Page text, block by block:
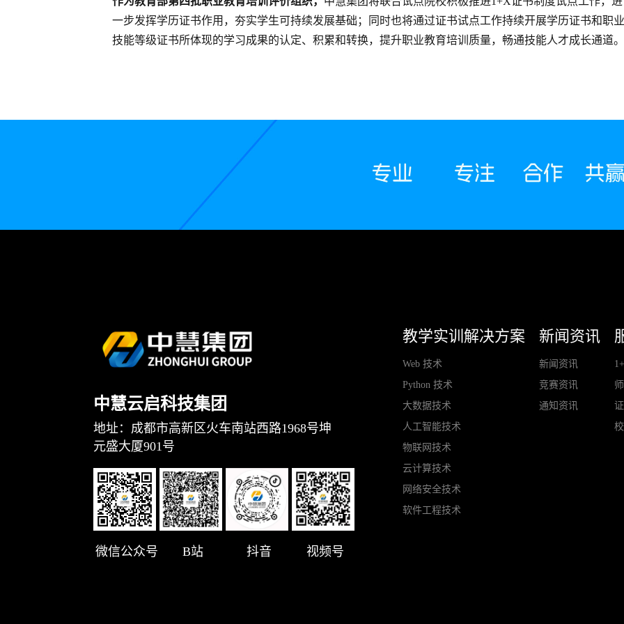
一步发挥学历证书作用，夯实学生可持续发展基础；同时也将通过证书试点工作持续开展学历证书和职
技能等级证书所体现的学习成果的认定、积累和转换，提升职业教育培训质量，畅通技能人才成长通道
中慧云启科技集团
地址：成都市高新区火车南站西路1968号坤
元盛大厦901号
微信公众号 B站 抖音 视频号
教学实训解决方案
Web 技术
Python 技术
大数据技术
人工智能技术
物联网技术
云计算技术
网络安全技术
软件工程技术
新闻资讯
新闻资讯
竞赛资讯
通知资讯